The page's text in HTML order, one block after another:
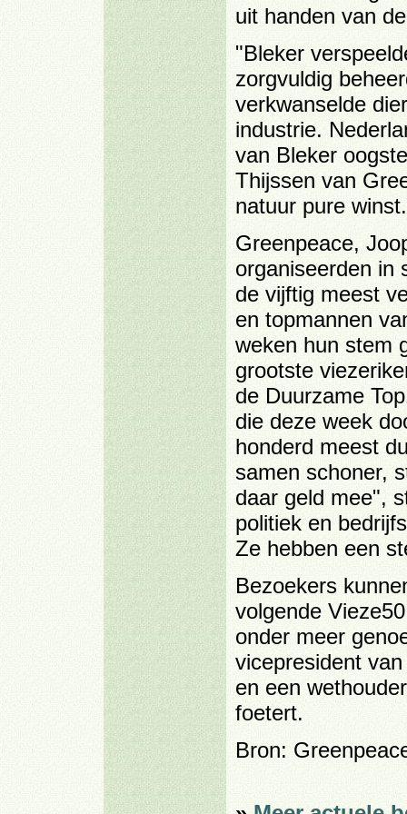
uit handen van
"Bleker
zorgvuldig
verkwanselde
industrie.
van Bleker
Thijssen van
natuur pure
Greenpeace,
organiseerden in
de vijftig meest
en topmannen
weken hun stem
grootste
de Duurzame
die deze week
honderd meest
samen schoner,
daar geld mee",
politiek en
Ze hebben een
Bezoekers
volgende
onder meer
vicepresident
en een
foetert.
Bron: